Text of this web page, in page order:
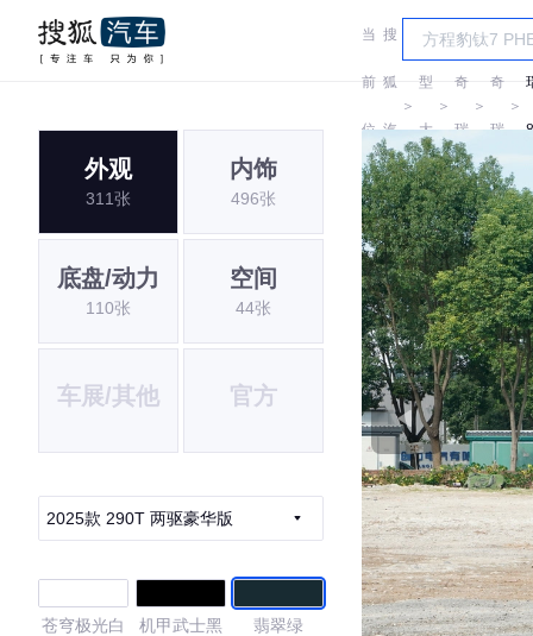
当
前
位
置:
搜
狐
汽
车
＞
车
型
大
全
＞
奇
瑞
＞
奇
瑞
＞
8
外观
311张
内饰
496张
底盘/动力
110张
空间
44张
车展/其他 官方
2025款 290T 两驱豪华版
苍穹极光白 机甲武士黑 翡翠绿